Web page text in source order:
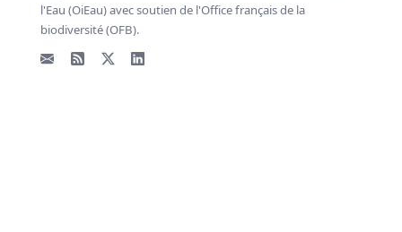
l'Eau (OiEau) avec soutien de l'Office français de la
biodiversité (OFB).